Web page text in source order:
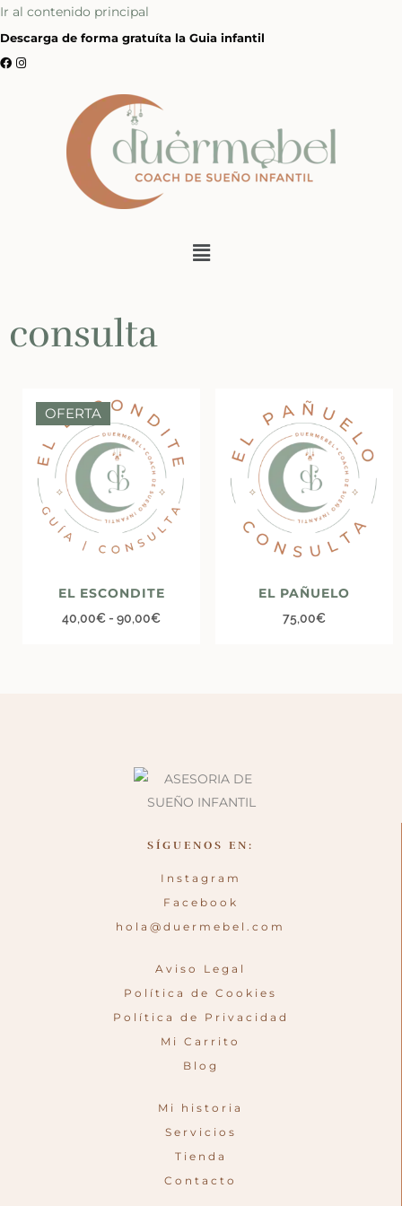
Ir al contenido principal
Descarga de forma gratuíta la Guia infantil
consulta
OFERTA
EL ESCONDITE
40,00€- 90,00€
EL PAÑUELO
75,00€
SÍGUENOS EN:
Instagram
Facebook
hola@duermebel.com
Aviso Legal
Política de Cookies
Política de Privacidad
Mi Carrito
Blog
Mi historia
Servicios
Tienda
Contacto